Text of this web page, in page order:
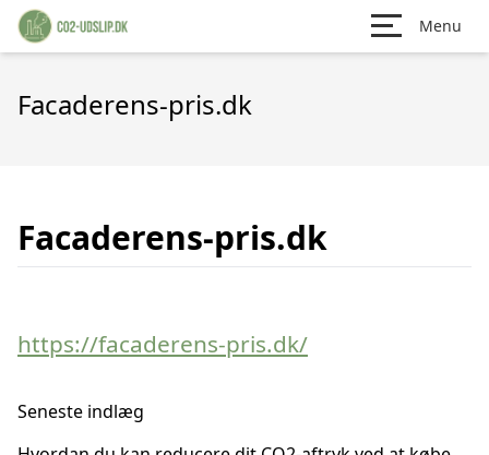
Menu
Facaderens-pris.dk
Facaderens-pris.dk
https://facaderens-pris.dk/
Seneste indlæg